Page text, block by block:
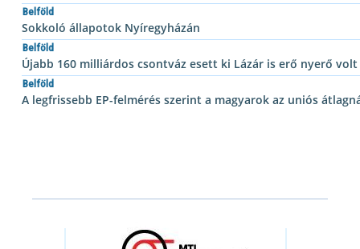
Belföld
Sokkoló állapotok Nyíregyházán
Belföld
Újabb 160 milliárdos csontváz esett ki Lázár is erő nyerő volt
Belföld
A legfrissebb EP-felmérés szerint a magyarok az uniós